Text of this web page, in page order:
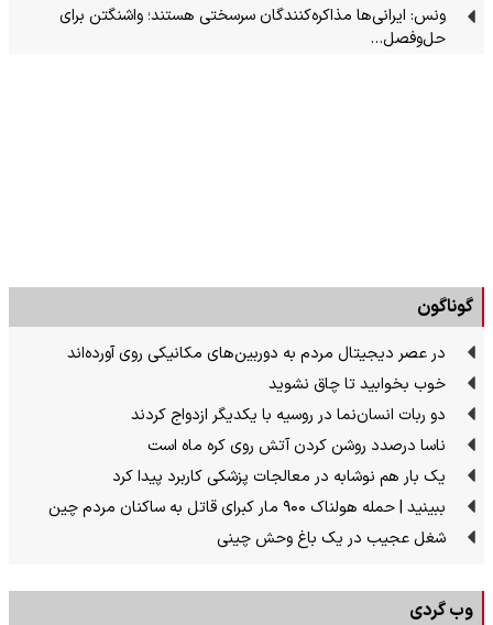
ونس: ایرانی‌ها مذاکره‌کنندگان سرسختی هستند؛ واشنگتن برای
حل‌وفصل…
گوناگون
در عصر دیجیتال مردم به دوربین‌های مکانیکی روی آورده‌اند
خوب بخوابید تا چاق نشوید
دو ربات انسان‌نما در روسیه با یکدیگر ازدواج کردند
ناسا درصدد روشن کردن آتش روی کره ماه است
یک بار هم نوشابه در معالجات پزشکی کاربرد پیدا کرد
ببینید | حمله هولناک ۹۰۰ مار کبرای قاتل به ساکنان مردم چین
شغل عجیب در یک باغ وحش چینی
وب گردی